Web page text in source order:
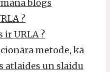
blogs
?
ir URLA ?
metode, kā
atlaides un slaidu